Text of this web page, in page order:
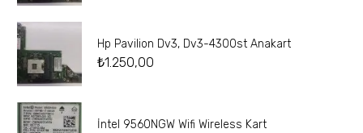
Hp Pavilion Dv3, Dv3-4300st Anakart
₺1.250,00
İntel 9560NGW Wifi Wireless Kart